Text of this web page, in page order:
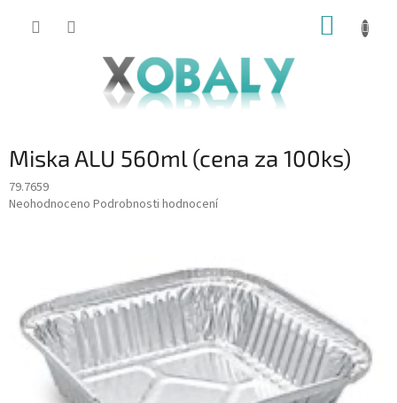
KOŠÍK
Miska ALU 560ml (cena za 100ks)
79.7659
Průměrné
hvězdiček.
Neohodnoceno Podrobnosti hodnocení